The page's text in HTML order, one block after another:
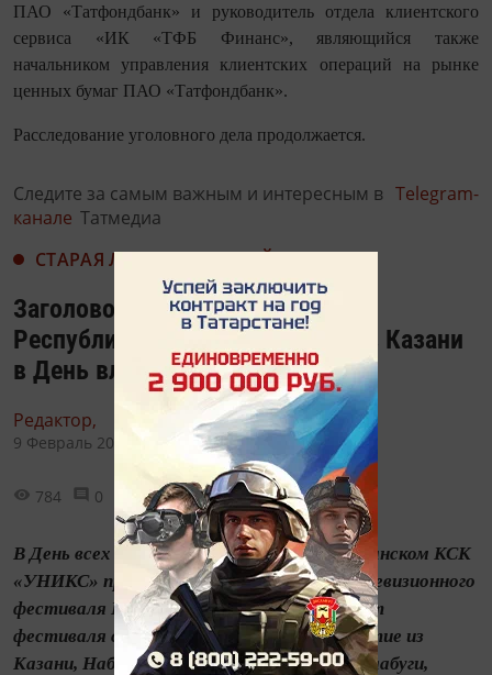
ПАО «Татфондбанк» и руководитель отдела клиентского
сервиса «ИК «ТФБ Финанс», являющийся также
начальником управления клиентских операций на рынке
ценных бумаг ПАО «Татфондбанк».
Расследование уголовного дела продолжается.
Следите за самым важным и интересным в Telegram-
канале Татмедиа
СТАРАЯ ЛЕНТА НОВОСТЕЙ
Заголовок: Гала-концерт КВН
Республики Татарстан пройдёт в Казани
в День влюбленных
Редактор,
9 Февраль 2017 - 05:08
784 0 0
В День всех влюбленных, 14 февраля, в казанском КСК
«УНИКС» пройдет гала-концерт XXII телевизионного
фестиваля КВН РТ. На сегодня оргкомитет
фестиваля собрал более 30 заявок на участие из
Казани, Набережных Челнов, Бугульмы, Елабуги,